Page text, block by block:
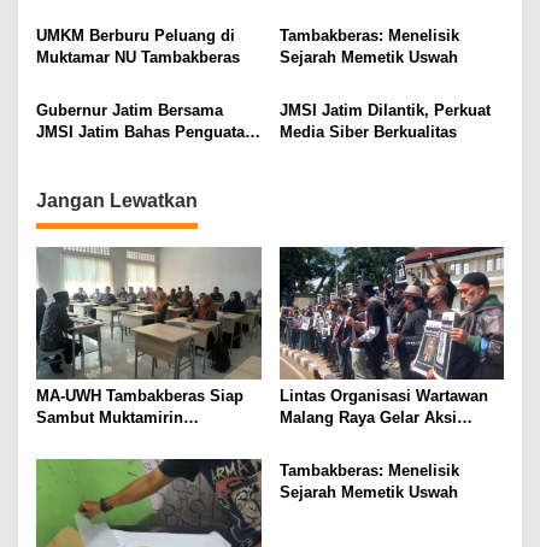
a
i
o
Ireng”
UMKM Berburu Peluang di
Muktamar NU Tambakberas
Tambakberas: Menelisik
Sejarah Memetik Uswah
Gubernur Jatim Bersama
JMSI Jatim Bahas Penguatan
JMSI Jatim Dilantik, Perkuat
Media Siber Berkualitas
Jangan Lewatkan
MA-UWH Tambakberas Siap
Sambut Muktamirin
Lintas Organisasi Wartawan
Malang Raya Gelar Aksi
Ireng”
Tambakberas: Menelisik
Sejarah Memetik Uswah